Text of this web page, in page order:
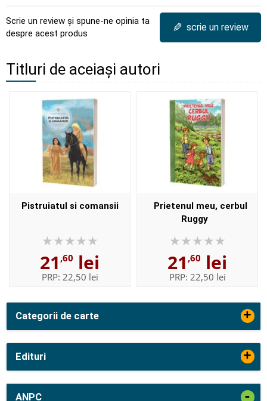
Categorii de carte +
Edituri +
ANPC -
Scrie un review și spune-ne opinia ta
despre acest produs
✎ scrie un review
Titluri de aceiași autori
Pistruiatul si comansii
21 ,60 lei
PRP: 22,50 lei
Prietenul meu, cerbul
Ruggy
21 ,60 lei
PRP: 22,50 lei